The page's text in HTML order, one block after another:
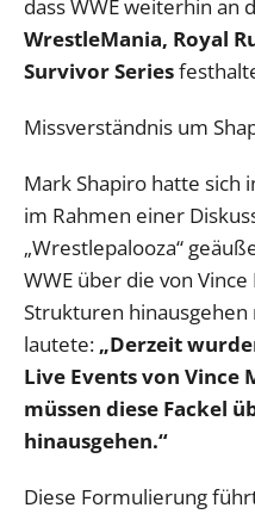
dass WWE weiterhin an
WrestleMania, Royal
Survivor Series
Missverständnis um
Mark Shapiro hatte sich
im Rahmen einer
„Wrestlepalooza“
WWE über die von
Strukturen hinausgehen
lautete: „Derzeit
Live Events von Vince
müssen diese Fackel
hinausgehen.“
Diese Formulierung